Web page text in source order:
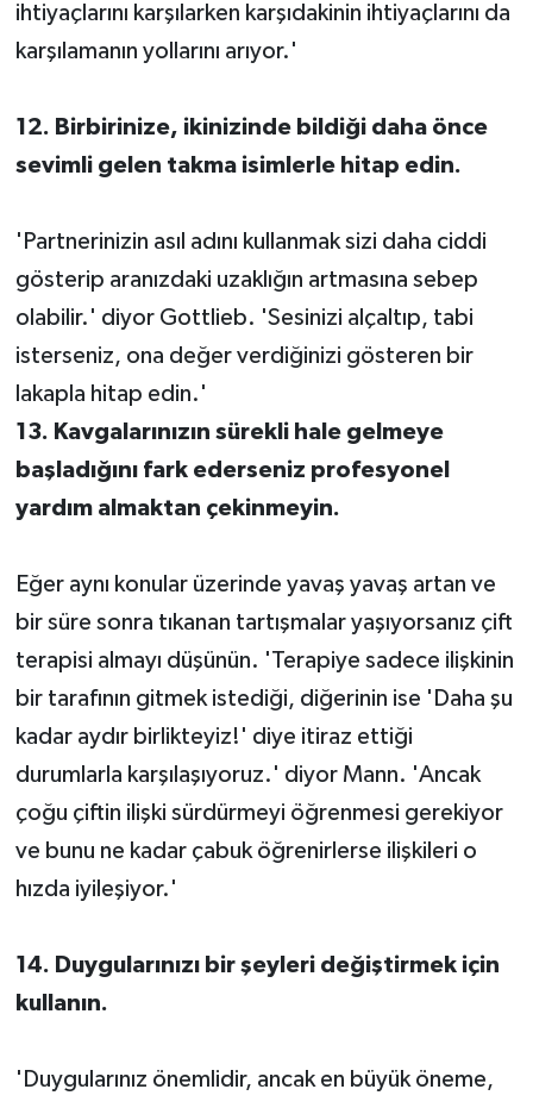
ihtiyaçlarını karşılarken karşıdakinin ihtiyaçlarını da
karşılamanın yollarını arıyor.'
12. Birbirinize, ikinizinde bildiği daha önce
sevimli gelen takma isimlerle hitap edin.
'Partnerinizin asıl adını kullanmak sizi daha ciddi
gösterip aranızdaki uzaklığın artmasına sebep
olabilir.' diyor Gottlieb. 'Sesinizi alçaltıp, tabi
isterseniz, ona değer verdiğinizi gösteren bir
lakapla hitap edin.'
13. Kavgalarınızın sürekli hale gelmeye
başladığını fark ederseniz profesyonel
yardım almaktan çekinmeyin.
Eğer aynı konular üzerinde yavaş yavaş artan ve
bir süre sonra tıkanan tartışmalar yaşıyorsanız çift
terapisi almayı düşünün. 'Terapiye sadece ilişkinin
bir tarafının gitmek istediği, diğerinin ise 'Daha şu
kadar aydır birlikteyiz!' diye itiraz ettiği
durumlarla karşılaşıyoruz.' diyor Mann. 'Ancak
çoğu çiftin ilişki sürdürmeyi öğrenmesi gerekiyor
ve bunu ne kadar çabuk öğrenirlerse ilişkileri o
hızda iyileşiyor.'
14. Duygularınızı bir şeyleri değiştirmek için
kullanın.
'Duygularınız önemlidir, ancak en büyük öneme,